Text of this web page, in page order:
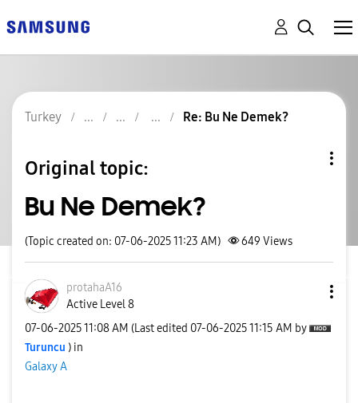
Turkey Re: Bu Ne Demek?
Original topic:
Bu Ne Demek?
(Topic created on: 07-06-2025 11:23 AM) 649 Views
protahaA16
Active Level 8
‎07-06-202511:08 AM (Last edited ‎07-06-202511:15 AM by
Turuncu ) in
Galaxy A